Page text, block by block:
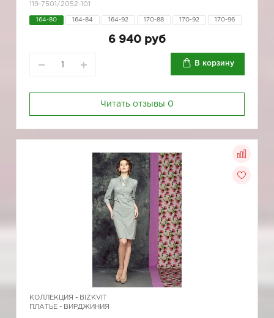
119-7501/2052-101
164-80 164-84 164-92 170-88 170-92 170-96
6 940 руб
В корзину
Читать отзывы 0
КОЛЛЕКЦИЯ - BIZKVIT
ПЛАТЬЕ - ВИРДЖИНИЯ